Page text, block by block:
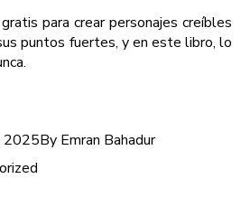
para crear personajes creíbles
puntos fuertes, y en este libro, lo
2025By Emran Bahadur